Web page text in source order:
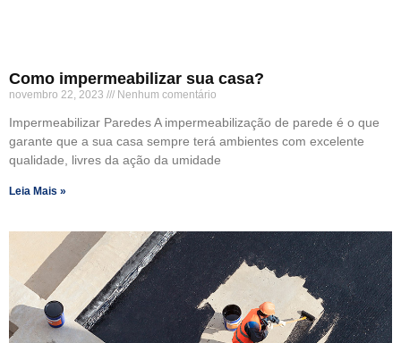
Como impermeabilizar sua casa?
novembro 22, 2023 Nenhum comentário
Impermeabilizar Paredes A impermeabilização de parede é o que
garante que a sua casa sempre terá ambientes com excelente
qualidade, livres da ação da umidade
Leia Mais »